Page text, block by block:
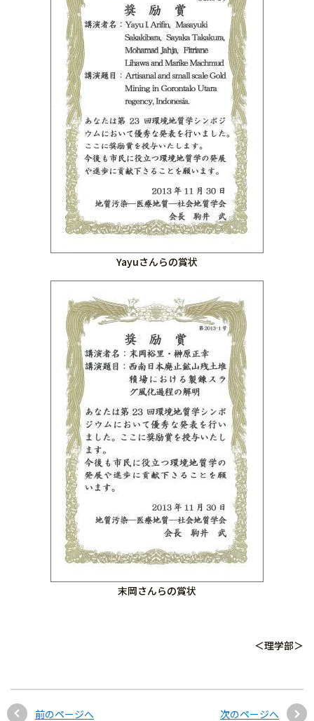
Yayuさんらの賞状
末岡さんらの賞状
＜理学部＞
前のページへ 次のページへ